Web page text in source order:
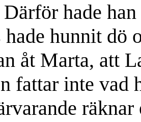
hade
hade hunnit dö
åt Marta, att
fattar inte vad